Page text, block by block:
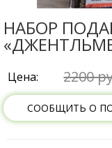
НАБОР
Цена: 2200
СООБЩИТЬ О